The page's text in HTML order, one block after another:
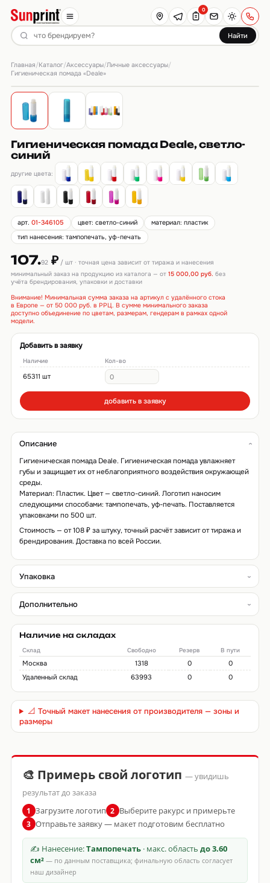
Найти
0
Главная/Каталог/Аксессуары/Личные аксессуары/
Гигиеническая помада «Deale»
Гигиеническая помада Deale, светло-
синий
другие цвета:
арт.01-346105 цвет: светло-синий
материал: пластик
тип нанесения: тампопечать, уф-печать
107.92₽/ шт · точная цена зависит от тиража и нанесения
минимальный заказ на продукцию из каталога — от 15 000,00 руб. без
учёта брендирования, упаковки и доставки
Внимание! Минимальная сумма заказа на артикул с удалённого стока
в Европе — от 50 000 руб. в РРЦ. В сумме минимального заказа
доступно объединение по цветам, размерам, гендерам в рамках одной
модели.
Добавить в заявку
Наличие Кол-во
65311 шт
добавить в заявку
Описание
Гигиеническая помада Deale. Гигиеническая помада увлажняет
губы и защищает их от неблагоприятного воздействия окружающей
среды.
Материал: Пластик. Цвет — светло-синий. Логотип наносим
следующими способами: тампопечать, уф-печать. Поставляется
упаковками по 500 шт.
Стоимость — от 108 ₽ за штуку, точный расчёт зависит от тиража и
брендирования. Доставка по всей России.
Упаковка
Дополнительно
Наличие на складах
Склад Свободно Резерв В пути
Москва 1318 0
0
Удаленный склад
63993 0 0
📐 Точный макет нанесения от производителя — зоны и
размеры
🎨 Примерь свой логотип — увидишь
результат до заказа
1 Загрузите логотип 2 Выберите ракурс и примерьте
3 Отправьте заявку — макет подготовим бесплатно
✍ Нанесение:Тампопечать· макс. область до 3.60
см²— по данным поставщика; финальную область согласует
наш дизайнер